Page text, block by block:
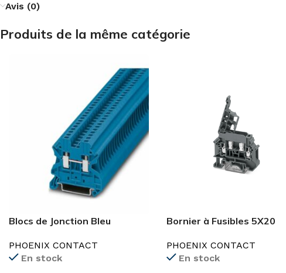
Avis (0)
Produits de la même catégorie
Blocs de Jonction Bleu
PHOENIX CONTACT
En stock
Bornier à Fusibles 5X20
PHOENIX CONTACT
En stock